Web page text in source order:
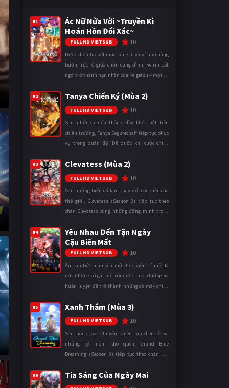
#1
Ác Nữ Nửa Vời ~Truyền Kì
Hoán Hồn Đổi Xác~
FULL HD VIETSUB 10
Được điện hạ hết mực sủng ái và ví như nàng
bướm rực rỡ giữa chốn cung đình, Reirin bất
ngờ trở thành nạn nhân của Keigetsu – một kẻ
thuật để hoán đổi th ...
#2 Tanya Chiến Ký (Mùa 2)
FULL HD VIETSUB 10
Sau những chiến thắng đầy khốc liệt trên
chiến trường, Tanya Degurechaff tiếp tục phục
vụ trong quân đội Đế quốc khi cuộc chiến
mặt trận. Dù sở hữu tài năn ...
#3 Clevatess (Mùa 2)
FULL HD VIETSUB 10
Sau những biến cố làm thay đổi cục diện của
thế giới, Clevatess (Season 2) tiếp tục theo
chân Clevatess cùng những đồng minh trong
loại đến bờ vực diệ ...
#4
Yêu Nhau Đến Tận Ngày
Cậu Biến Mất
FULL HD VIETSUB 10
Ẩn sau bức màn của một học viện bí mật là
nơi những cô gái mồ côi được nuôi dưỡng và
huấn luyện để trở thành những cỗ máy chiến
được xem là điều hiển nh ...
#5 Xanh Thẳm (Mùa 3)
FULL HD VIETSUB 10
Sau hàng loạt chuyến phiêu lưu điên rồ và
những kỷ niệm khó quên, Grand Blue
Dreaming (Season 3) tiếp tục theo chân Iori
trong những ngày tháng đại học đ ...
#6 Tia Sáng Của Ngày Mai